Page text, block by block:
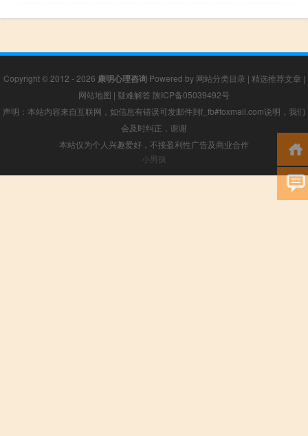
Copyright © 2012 - 2026 康明心理咨询Powered by 网站分类目录 | 精选推荐文章 |
网站地图 | 疑难解答 陕ICP备05039492号
声明：本站内容来自互联网，如信息有错误可发邮件到f_fb#foxmail.com说明，我们
会及时纠正，谢谢
本站仅为个人兴趣爱好，不接盈利性广告及商业合作
小男孩